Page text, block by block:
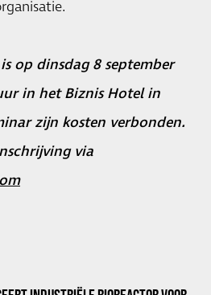
is op dinsdag 8 september
in het Biznis Hotel in
zijn kosten verbonden.
via